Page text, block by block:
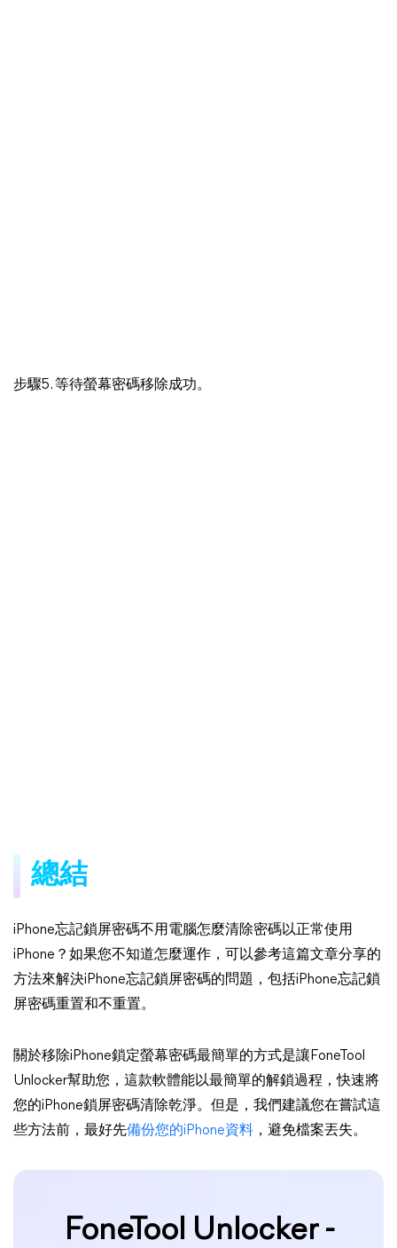
步驟5. 等待螢幕密碼移除成功。
總結
iPhone忘記鎖屏密碼不用電腦怎麼清除密碼以正常使用
iPhone？如果您不知道怎麼運作，可以參考這篇文章分享的
方法來解決iPhone忘記鎖屏密碼的問題，包括iPhone忘記鎖
屏密碼重置和不重置。
關於移除iPhone鎖定螢幕密碼最簡單的方式是讓FoneTool
Unlocker幫助您，這款軟體能以最簡單的解鎖過程，快速將
您的iPhone鎖屏密碼清除乾淨。但是，我們建議您在嘗試這
些方法前，最好先備份您的iPhone資料 ，避免檔案丟失。
FoneTool Unlocker -